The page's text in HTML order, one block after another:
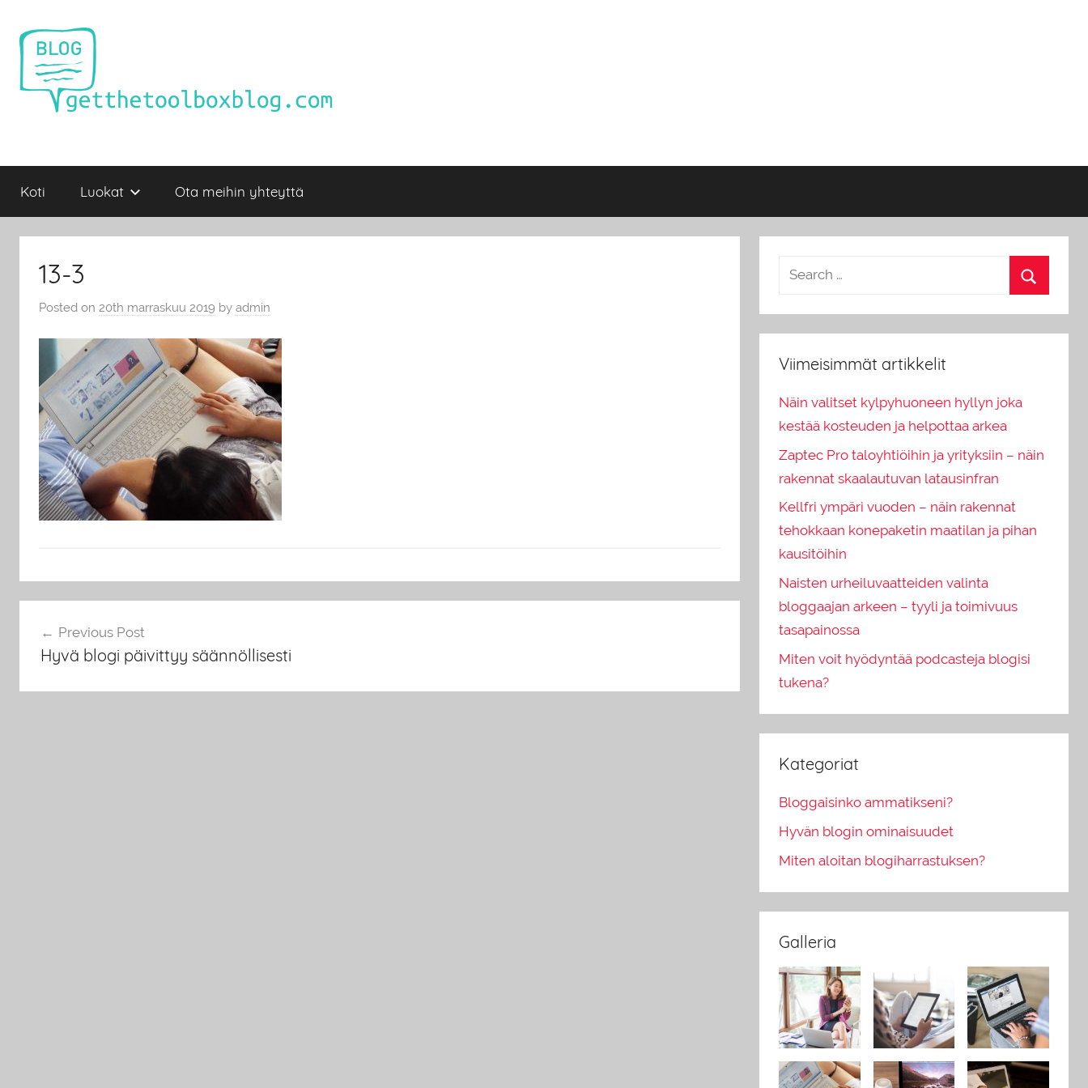
content
–
kaikki
Koti Luokat Ota meihin yhteyttä
13-3
Posted on 20th marraskuu 2019 by admin
selausPrevious Post
Hyvä blogi päivittyy säännöllisesti
Viimeisimmät artikkelit
Näin valitset kylpyhuoneen hyllyn joka
kestää kosteuden ja helpottaa arkea
Zaptec Pro taloyhtiöihin ja yrityksiin – näin
rakennat skaalautuvan latausinfran
Kellfri ympäri vuoden – näin rakennat
tehokkaan konepaketin maatilan ja pihan
kausitöihin
Naisten urheiluvaatteiden valinta
bloggaajan arkeen – tyyli ja toimivuus
tasapainossa
Miten voit hyödyntää podcasteja blogisi
tukena?
Kategoriat
Bloggaisinko ammatikseni?
Hyvän blogin ominaisuudet
Miten aloitan blogiharrastuksen?
Galleria